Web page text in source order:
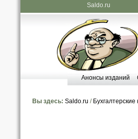
Saldo.ru
Анонсы изданий
Вы здесь: Saldo.ru / Бухгалтерские